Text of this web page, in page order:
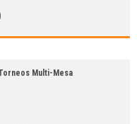
Multi-Mesa